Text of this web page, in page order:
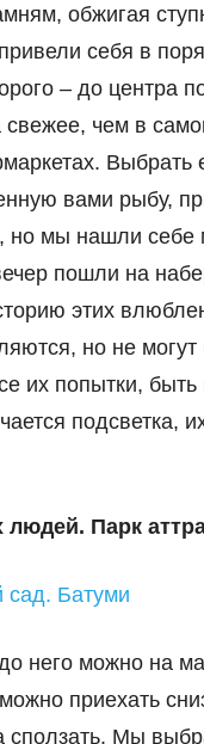
обжигая
себя в
– до центра
чем в
Выбрать
вами рыбу,
но мы нашли
пошли на
этих
но не могут
их попытки,
подсветка,
Парк
него можно на
приехать
Мы